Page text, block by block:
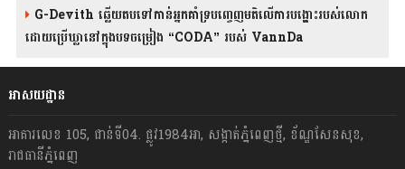
G-Devith ឆ្លើយតបទៅកាន់អ្នកគាំទ្របញ្ចេញមតិលើការបង្ហោះរបស់លោក
ដោយប្រើឃ្លានៅក្នុងបទចម្រៀង “CODA” រ​​​បស់ VannDa
អាសយដ្ឋាន
អាគារលេខ 105, ជាន់ទី04. ផ្លូវ1984អា, សង្កាត់ភ្នំពេញថ្មី, ខ័ណ្ឌសែនសុខ,
រាជធានីភ្នំពេញ